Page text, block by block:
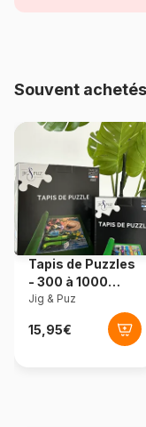
Provenance
EAN
Nombre de pièces
Dimensions
Souvent
Tapis de Puzzles
- 300 à 1000
pièces
Jig & Puz